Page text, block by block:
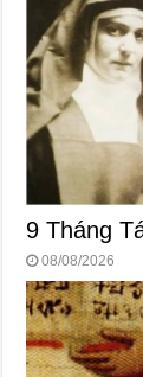
9 Tháng
08/08/2026